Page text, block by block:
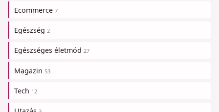
Ecommerce 7
Egészség 2
Egészséges életmód 27
Magazin 53
Tech 12